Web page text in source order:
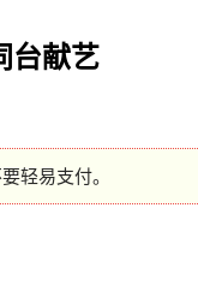
台献艺
轻易支付。